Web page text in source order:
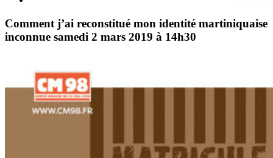
Comment j’ai reconstitué mon identité martiniquaise
inconnue samedi 2 mars 2019 à 14h30